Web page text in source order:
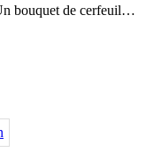
bouquet de cerfeuil…